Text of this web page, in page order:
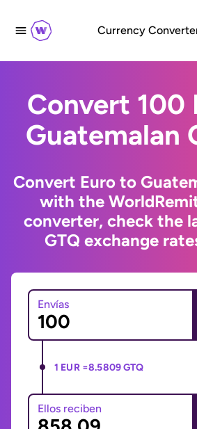
Currency
Convert 100
Guatemalan
Convert Euro to
with the
converter, check the
GTQ exchange
Envías
1 EUR =8.5809 GTQ
Ellos reciben